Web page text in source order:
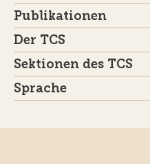
Publikationen
Der TCS
Sektionen des TCS
Sprache